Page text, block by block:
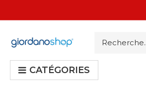
au
Giordano
CATÉGORIES